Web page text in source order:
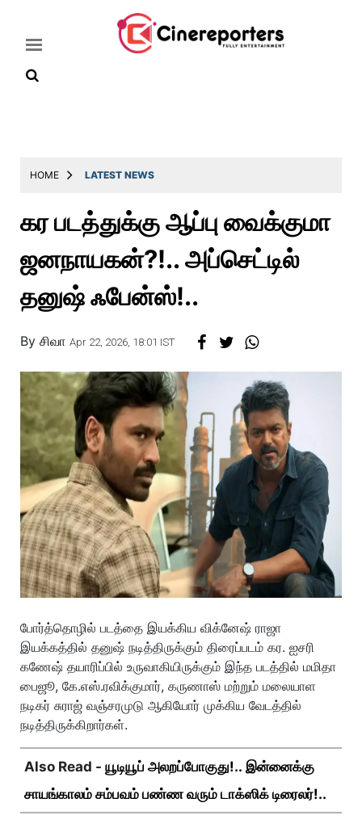
Latest
Throwback
Television
Photos
Story
HOME LATEST NEWS
கர படத்துக்கு ஆப்பு வைக்குமா
ஜனநாயகன்?!.. அப்செட்டில்
தனுஷ் ஃபேன்ஸ்!..
By சிவா Apr 22, 2026, 18:01 IST
போர்த்தொழில் படத்தை இயக்கிய விக்னேஷ் ராஜா
இயக்கத்தில் தனுஷ் நடித்திருக்கும் திரைப்படம் கர. ஐசரி
கணேஷ் தயாரிப்பில் உருவாகியிருக்கும் இந்த படத்தில் மமிதா
பைஜூ, கே.எஸ்.ரவிக்குமார், கருணாஸ் மற்றும் மலையாள
நடிகர் சுராஜ் வஞ்சரமுடு ஆகியோர் முக்கிய வேடத்தில்
நடித்திருக்கிறார்கள்.
Also Read - யூடியூப் அலறப்போகுது!.. இன்னைக்கு
சாயங்காலம் சம்பவம் பண்ண வரும் டாக்ஸிக் டிரைலர்!..